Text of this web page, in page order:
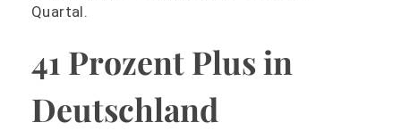
Quartal.
41 Prozent Plus in
Deutschland